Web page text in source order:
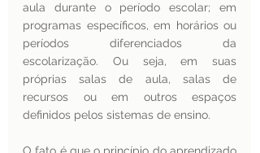
aula durante o período escolar; em
programas específicos, em horários ou
períodos diferenciados da
escolarização. Ou seja, em suas
próprias salas de aula, salas de
recursos ou em outros espaços
definidos pelos sistemas de ensino.